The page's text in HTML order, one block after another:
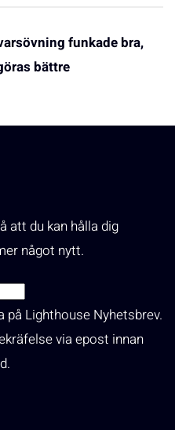
funkade bra,
bättre
att du kan hålla dig
något nytt.
på Lighthouse Nyhetsbrev.
via epost innan